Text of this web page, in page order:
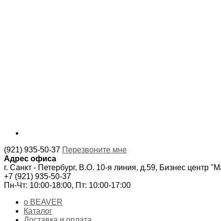
(921) 935-50-37 Перезвоните мне
Адрес офиса
г. Санкт - Петербург, В.О. 10-я линия, д.59, Бизнес центр
+7 (921) 935-50-37
Пн-Чт: 10:00-18:00, Пт: 10:00-17:00
о BEAVER
Каталог